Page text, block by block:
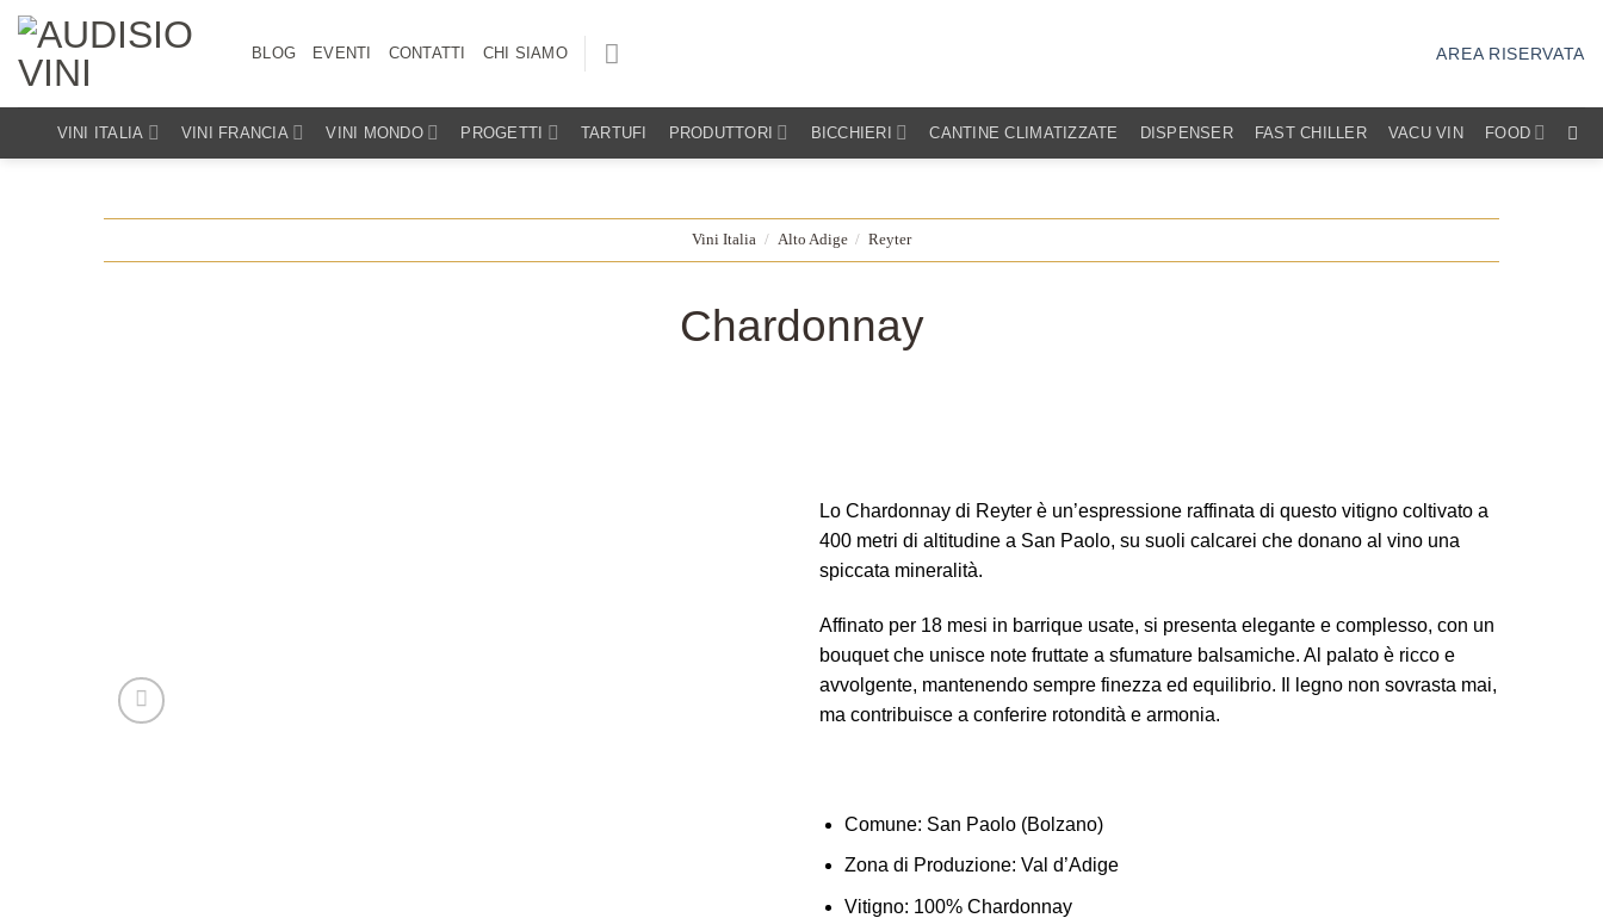
Salta
contenuti
BLOG EVENTI CONTATTI CHI SIAMO AREA RISERVATA
VINI ITALIA VINI FRANCIA VINI MONDO PROGETTI TARTUFI PRODUTTORI BICCHIERI CANTINE CLIMATIZZATE DISPENSER FAST CHILLER VACU VIN FOOD
Vini Italia / Alto Adige / Reyter
Chardonnay
Lo Chardonnay di Reyter è un’espressione raffinata di questo vitigno coltivato a
400 metri di altitudine a San Paolo, su suoli calcarei che donano al vino una
spiccata mineralità.
Affinato per 18 mesi in barrique usate, si presenta elegante e complesso, con un
bouquet che unisce note fruttate a sfumature balsamiche. Al palato è ricco e
avvolgente, mantenendo sempre finezza ed equilibrio. Il legno non sovrasta mai,
ma contribuisce a conferire rotondità e armonia.
Comune: San Paolo (Bolzano)
Zona di Produzione: Val d’Adige
Vitigno: 100% Chardonnay